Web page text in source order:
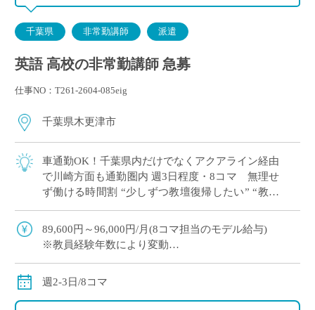
千葉県 非常勤講師 派遣
英語 高校の非常勤講師 急募
仕事NO：T261-2604-085eig
千葉県木更津市
車通勤OK！千葉県内だけでなくアクアライン経由
で川崎方面も通勤圏内 週3日程度・8コマ 無理せ
ず働ける時間割 “少しずつ教壇復帰したい” “教員
89,600円～96,000円/月(8コマ担当のモデル給与)
※教員経験年数により変動
週2-3日/8コマ